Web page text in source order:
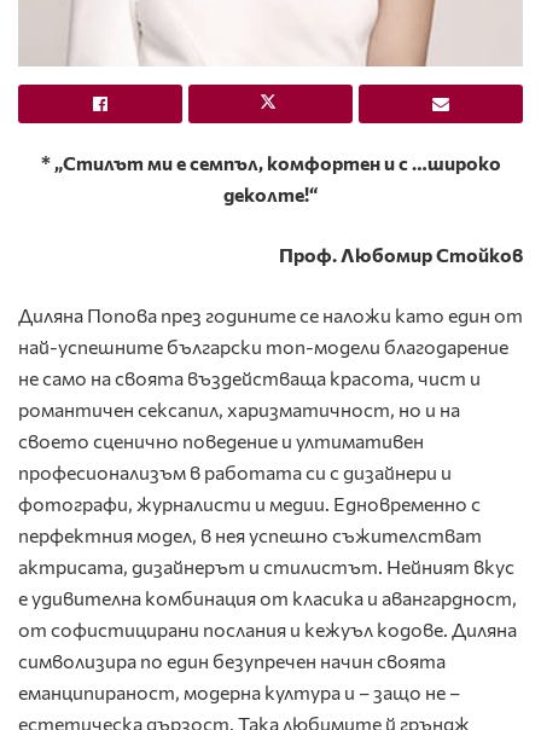
* „Стилът ми е семпъл, комфортен и с …широко
деколте!“
Проф. Любомир Стойков
Диляна Попова през годините се наложи като един от
най-успешните български топ-модели благодарение
не само на своята въздействаща красота, чист и
романтичен сексапил, харизматичност, но и на
своето сценично поведение и ултимативен
професионализъм в работата си с дизайнери и
фотографи, журналисти и медии. Едновременно с
перфектния модел, в нея успешно съжителстват
актрисата, дизайнерът и стилистът. Нейният вкус
е удивителна комбинация от класика и авангардност,
от софистицирани послания и кежуъл кодове. Диляна
символизира по един безупречен начин своята
еманципираност, модерна култура и – защо не –
естетическа дързост. Така любимите й гръндж